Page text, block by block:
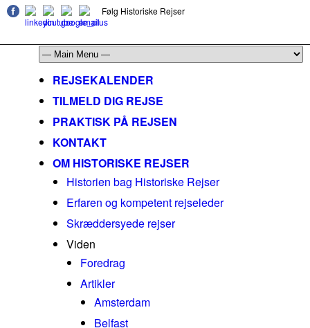
Følg Historiske Rejser
REJSEKALENDER
TILMELD DIG REJSE
PRAKTISK PÅ REJSEN
KONTAKT
OM HISTORISKE REJSER
Historien bag Historiske Rejser
Erfaren og kompetent rejseleder
Skræddersyede rejser
Viden
Foredrag
Artikler
Amsterdam
Belfast